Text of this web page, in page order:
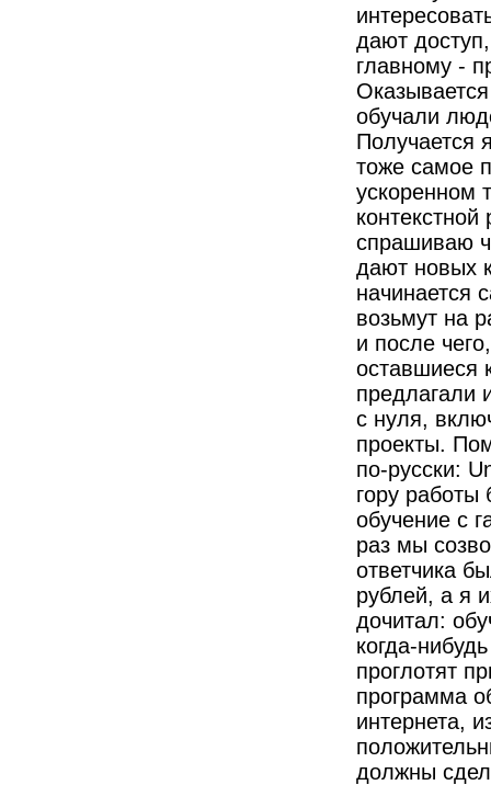
дают
главному -
обучали
Получается
тоже самое
ускоренном
спрашиваю
дают новых
начинается
возьмут на
и после
оставшиеся
предлагали
с нуля,
проекты.
по-русски:
гору работы
обучение с
раз мы
ответчика
рублей, а я
дочитал:
когда-
проглотят
программа
интернета,
должны